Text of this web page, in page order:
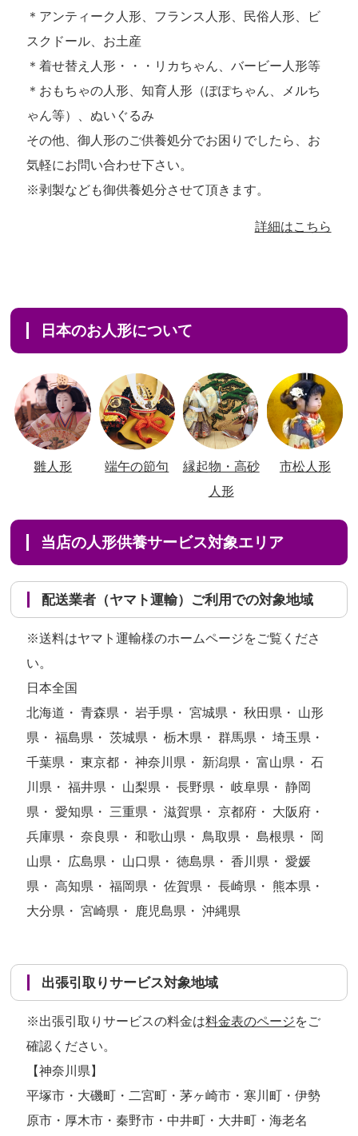
＊アンティーク人形、フランス人形、民俗人形、ビ
スクドール、お土産
＊着せ替え人形・・・リカちゃん、バービー人形等
＊おもちゃの人形、知育人形（ぽぽちゃん、メルち
ゃん等）、ぬいぐるみ
その他、御人形のご供養処分でお困りでしたら、お
気軽にお問い合わせ下さい。
※剥製なども御供養処分させて頂きます。
詳細はこちら
日本のお人形について
雛人形 端午の節句
縁起物・高砂
人形
市松人形
当店の人形供養サービス対象エリア
配送業者（ヤマト運輸）ご利用での対象地域
※送料はヤマト運輸様のホームページをご覧くださ
い。
日本全国
北海道・ 青森県・ 岩手県・ 宮城県・ 秋田県・ 山形
県・ 福島県・ 茨城県・ 栃木県・ 群馬県・ 埼玉県・
千葉県・ 東京都・ 神奈川県・ 新潟県・ 富山県・ 石
川県・ 福井県・ 山梨県・ 長野県・ 岐阜県・ 静岡
県・ 愛知県・ 三重県・ 滋賀県・ 京都府・ 大阪府・
兵庫県・ 奈良県・ 和歌山県・ 鳥取県・ 島根県・ 岡
山県・ 広島県・ 山口県・ 徳島県・ 香川県・ 愛媛
県・ 高知県・ 福岡県・ 佐賀県・ 長崎県・ 熊本県・
大分県・ 宮崎県・ 鹿児島県・ 沖縄県
出張引取りサービス対象地域
※出張引取りサービスの料金は料金表のページをご
確認ください。
【神奈川県】
平塚市・大磯町・二宮町・茅ヶ崎市・寒川町・伊勢
原市・厚木市・秦野市・中井町・大井町・海老名